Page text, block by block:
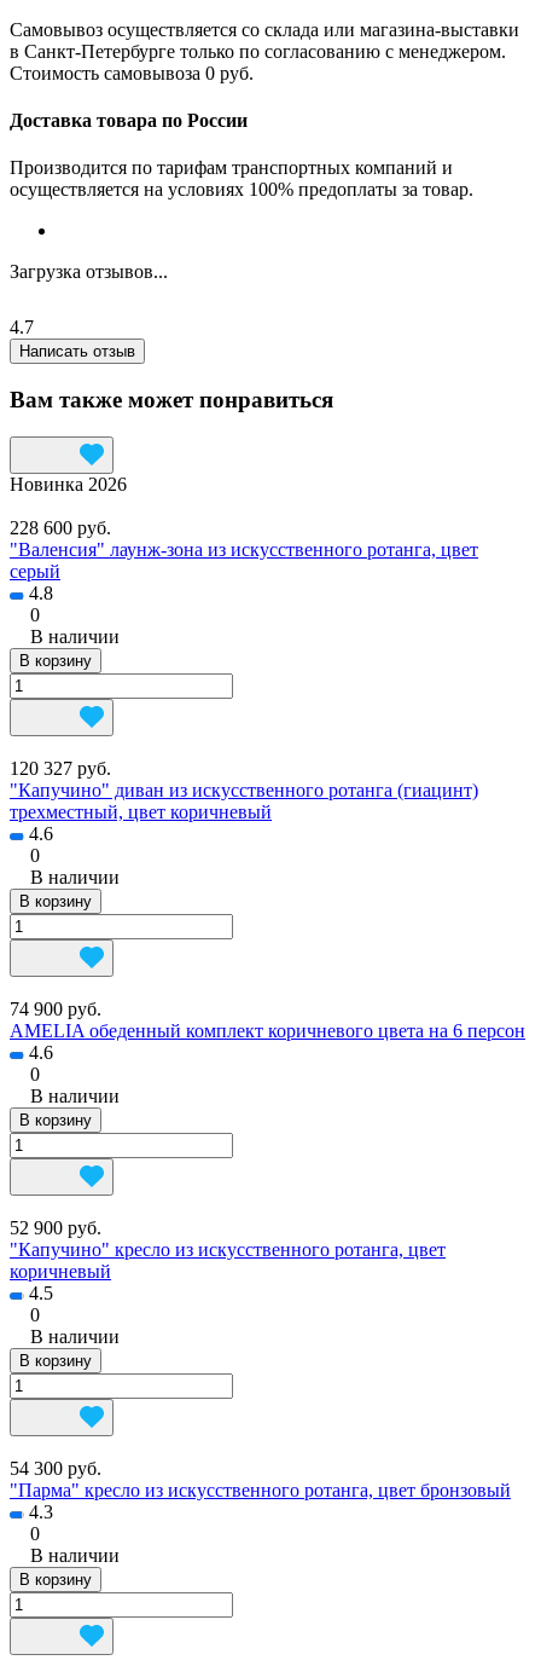
Самовывоз осуществляется со склада или магазина-выставки
в Санкт-Петербурге только по согласованию с менеджером.
Стоимость самовывоза 0 руб.
Доставка товара по России
Производится по тарифам транспортных компаний и
осуществляется на условиях 100% предоплаты за товар.
Загрузка отзывов...
4.7
Написать отзыв
Вам также может понравиться
Новинка 2026
228 600 руб.
"Валенсия" лаунж-зона из искусственного ротанга, цвет
серый
4.8
0
В наличии
В корзину
120 327 руб.
"Капучино" диван из искусственного ротанга (гиацинт)
трехместный, цвет коричневый
4.6
0
В наличии
В корзину
74 900 руб.
AMELIA обеденный комплект коричневого цвета на 6 персон
4.6
0
В наличии
В корзину
52 900 руб.
"Капучино" кресло из искусственного ротанга, цвет
коричневый
4.5
0
В наличии
В корзину
54 300 руб.
"Парма" кресло из искусственного ротанга, цвет бронзовый
4.3
0
В наличии
В корзину